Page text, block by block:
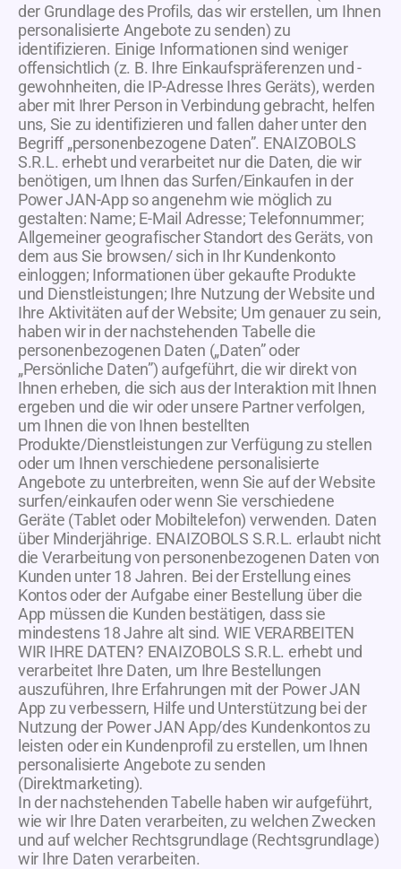
der Grundlage des Profils, das wir erstellen, um Ihnen
personalisierte Angebote zu senden) zu
identifizieren. Einige Informationen sind weniger
offensichtlich (z. B. Ihre Einkaufspräferenzen und -
gewohnheiten, die IP-Adresse Ihres Geräts), werden
aber mit Ihrer Person in Verbindung gebracht, helfen
uns, Sie zu identifizieren und fallen daher unter den
Begriff „personenbezogene Daten”. ENAIZOBOLS
S.R.L. erhebt und verarbeitet nur die Daten, die wir
benötigen, um Ihnen das Surfen/Einkaufen in der
Power JAN-App so angenehm wie möglich zu
gestalten: Name; E-Mail Adresse; Telefonnummer;
Allgemeiner geografischer Standort des Geräts, von
dem aus Sie browsen/ sich in Ihr Kundenkonto
einloggen; Informationen über gekaufte Produkte
und Dienstleistungen; Ihre Nutzung der Website und
Ihre Aktivitäten auf der Website; Um genauer zu sein,
haben wir in der nachstehenden Tabelle die
personenbezogenen Daten („Daten” oder
„Persönliche Daten”) aufgeführt, die wir direkt von
Ihnen erheben, die sich aus der Interaktion mit Ihnen
ergeben und die wir oder unsere Partner verfolgen,
um Ihnen die von Ihnen bestellten
Produkte/Dienstleistungen zur Verfügung zu stellen
oder um Ihnen verschiedene personalisierte
Angebote zu unterbreiten, wenn Sie auf der Website
surfen/einkaufen oder wenn Sie verschiedene
Geräte (Tablet oder Mobiltelefon) verwenden. Daten
über Minderjährige. ENAIZOBOLS S.R.L. erlaubt nicht
die Verarbeitung von personenbezogenen Daten von
Kunden unter 18 Jahren. Bei der Erstellung eines
Kontos oder der Aufgabe einer Bestellung über die
App müssen die Kunden bestätigen, dass sie
mindestens 18 Jahre alt sind. WIE VERARBEITEN
WIR IHRE DATEN? ENAIZOBOLS S.R.L. erhebt und
verarbeitet Ihre Daten, um Ihre Bestellungen
auszuführen, Ihre Erfahrungen mit der Power JAN
App zu verbessern, Hilfe und Unterstützung bei der
Nutzung der Power JAN App/des Kundenkontos zu
leisten oder ein Kundenprofil zu erstellen, um Ihnen
personalisierte Angebote zu senden
(Direktmarketing).
In der nachstehenden Tabelle haben wir aufgeführt,
wie wir Ihre Daten verarbeiten, zu welchen Zwecken
und auf welcher Rechtsgrundlage (Rechtsgrundlage)
wir Ihre Daten verarbeiten.